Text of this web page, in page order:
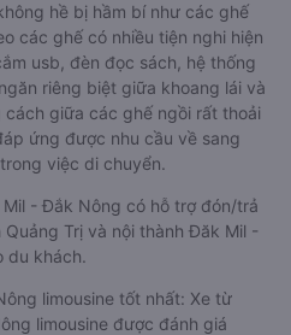
hề bị hầm bí như các ghế
các ghế có nhiều tiện nghi hiện
usb, đèn đọc sách, hệ thống
riêng biệt giữa khoang lái và
cách giữa các ghế ngồi rất thoải
ứng được nhu cầu về sang
việc di chuyển.
- Đắk Nông có hỗ trợ đón/trả
Trị và nội thành Đăk Mil -
du khách.
limousine tốt nhất: Xe từ
limousine được đánh giá